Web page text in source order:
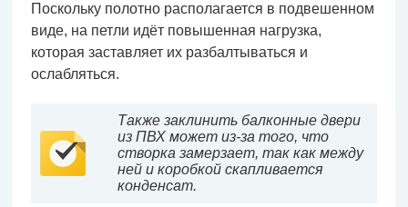
Поскольку полотно располагается в подвешенном
виде, на петли идёт повышенная нагрузка,
которая заставляет их разбалтываться и
ослабляться.
Также заклинить балконные двери
из ПВХ может из-за того, что
створка замерзает, так как между
ней и коробкой скапливается
конденсат.